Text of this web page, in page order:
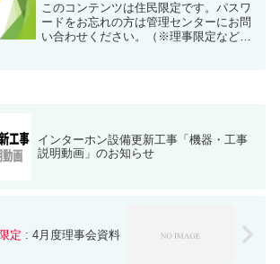
このコンテンツは住民限定です。パスワ
ードをお忘れの方は管理センターにお問
い合わせください。（※理事限定など、
インターホン設備更新工事「機器・工事
説明動画」のお知らせ
定 : 4月度理事会資料